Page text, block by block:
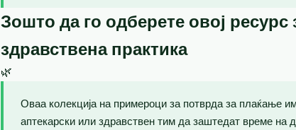
Зошто да го одберете овој ресурс
здравствена практика
🌿
Оваа колекција на примероци за потврда за плаќање
аптекарски или здравствен тим да заштедат време на